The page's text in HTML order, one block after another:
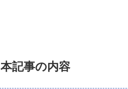
本記事の内容